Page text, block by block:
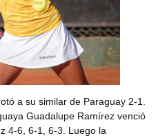
a su similar de Paraguay 2-1.
Guadalupe Ramírez venció
4-6, 6-1, 6-3. Luego la